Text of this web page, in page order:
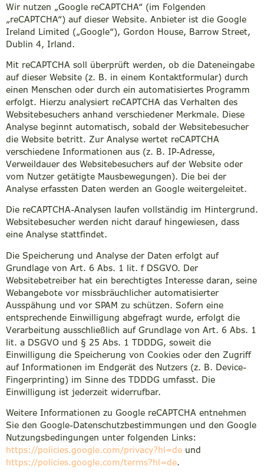
Wir nutzen „Google reCAPTCHA“ (im Folgenden
„reCAPTCHA“) auf dieser Website. Anbieter ist die Google
Ireland Limited („Google“), Gordon House, Barrow Street,
Dublin 4, Irland.
Mit reCAPTCHA soll überprüft werden, ob die Dateneingabe
auf dieser Website (z. B. in einem Kontaktformular) durch
einen Menschen oder durch ein automatisiertes Programm
erfolgt. Hierzu analysiert reCAPTCHA das Verhalten des
Websitebesuchers anhand verschiedener Merkmale. Diese
Analyse beginnt automatisch, sobald der Websitebesucher
die Website betritt. Zur Analyse wertet reCAPTCHA
verschiedene Informationen aus (z. B. IP-Adresse,
Verweildauer des Websitebesuchers auf der Website oder
vom Nutzer getätigte Mausbewegungen). Die bei der
Analyse erfassten Daten werden an Google weitergeleitet.
Die reCAPTCHA-Analysen laufen vollständig im Hintergrund.
Websitebesucher werden nicht darauf hingewiesen, dass
eine Analyse stattfindet.
Die Speicherung und Analyse der Daten erfolgt auf
Grundlage von Art. 6 Abs. 1 lit. f DSGVO. Der
Websitebetreiber hat ein berechtigtes Interesse daran, seine
Webangebote vor missbräuchlicher automatisierter
Ausspähung und vor SPAM zu schützen. Sofern eine
entsprechende Einwilligung abgefragt wurde, erfolgt die
Verarbeitung ausschließlich auf Grundlage von Art. 6 Abs. 1
lit. a DSGVO und § 25 Abs. 1 TDDDG, soweit die
Einwilligung die Speicherung von Cookies oder den Zugriff
auf Informationen im Endgerät des Nutzers (z. B. Device-
Fingerprinting) im Sinne des TDDDG umfasst. Die
Einwilligung ist jederzeit widerrufbar.
Weitere Informationen zu Google reCAPTCHA entnehmen
Sie den Google-Datenschutzbestimmungen und den Google
Nutzungsbedingungen unter folgenden Links:
https://policies.google.com/privacy?hl=de und
https://policies.google.com/terms?hl=de.